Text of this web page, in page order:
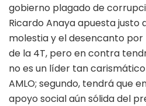
gobierno plagado de
Ricardo Anaya apuesta justo
molestia y el desencanto por
de la 4T, pero en contra
no es un líder tan
AMLO; segundo, tendrá que
apoyo social aún sólida del